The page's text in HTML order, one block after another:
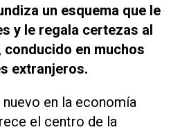
un esquema que le
y le regala certezas al
conducido en muchos
extranjeros.
en la economía
el centro de la